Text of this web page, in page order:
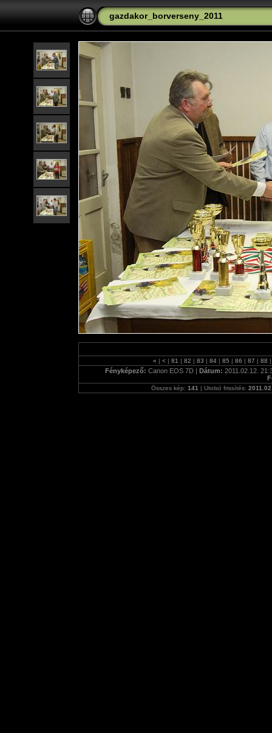
gazdakor_borverseny_2011
« | < | 81 | 82 | 83 | 84 | 85 | 86 | 87 | 88 |
Fényképező: Canon EOS 7D | Dátum: 2011.02.12.
Összes kép: 141 | Utolsó frissítés: